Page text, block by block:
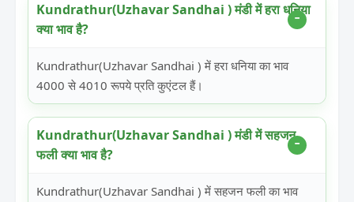
Kundrathur(Uzhavar Sandhai ) मंडी में हरा धनिया
क्या भाव है?
Kundrathur(Uzhavar Sandhai ) में हरा धनिया का भाव
4000 से 4010 रूपये प्रति कुएंटल हैं।
Kundrathur(Uzhavar Sandhai ) मंडी में सहजन
फली क्या भाव है?
Kundrathur(Uzhavar Sandhai ) में सहजन फली का भाव